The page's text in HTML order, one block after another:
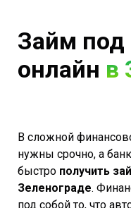
Займ под
онлайн в
В сложной
нужны срочно, а
быстро получить
Зеленограде.
под собой то, что